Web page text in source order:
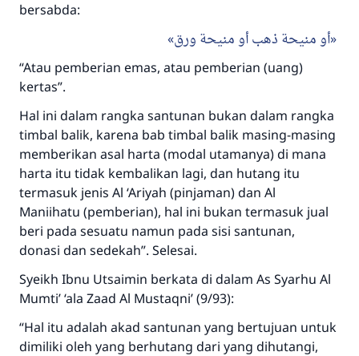
bersabda:
أو منيحة ذهب أو منيحة ورق
“Atau pemberian emas, atau pemberian (uang)
kertas”.
Hal ini dalam rangka santunan bukan dalam rangka
timbal balik, karena bab timbal balik masing-masing
memberikan asal harta (modal utamanya) di mana
harta itu tidak kembalikan lagi, dan hutang itu
termasuk jenis Al ‘Ariyah (pinjaman) dan Al
Maniihatu (pemberian), hal ini bukan termasuk jual
beri pada sesuatu namun pada sisi santunan,
donasi dan sedekah”. Selesai.
Syeikh Ibnu Utsaimin berkata di dalam As Syarhu Al
Mumti’ ‘ala Zaad Al Mustaqni’ (9/93):
“Hal itu adalah akad santunan yang bertujuan untuk
dimiliki oleh yang berhutang dari yang dihutangi,
"Siapa yang menunjukkan suatu kebaikan,
meka dia akan mendapatkan pahala yang
sama dengan orang yang melakukannya"
Saham